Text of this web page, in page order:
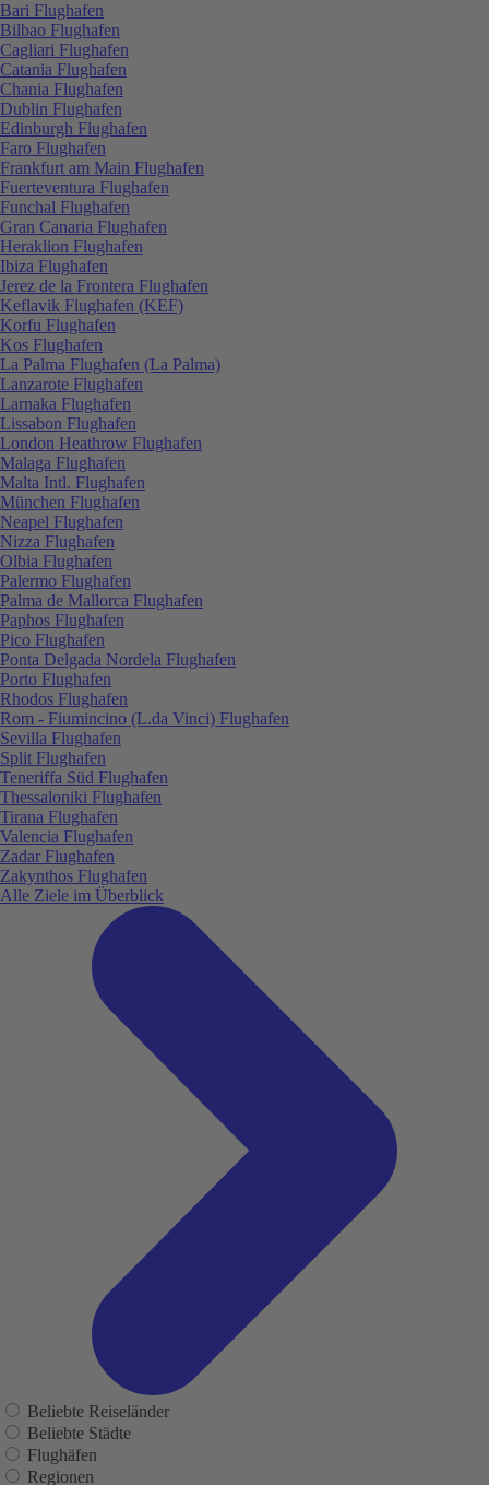
Bari Flughafen
Bilbao Flughafen
Cagliari Flughafen
Catania Flughafen
Chania Flughafen
Dublin Flughafen
Edinburgh Flughafen
Faro Flughafen
Frankfurt am Main Flughafen
Fuerteventura Flughafen
Funchal Flughafen
Gran Canaria Flughafen
Heraklion Flughafen
Ibiza Flughafen
Jerez de la Frontera Flughafen
Keflavik Flughafen (KEF)
Korfu Flughafen
Kos Flughafen
La Palma Flughafen (La Palma)
Lanzarote Flughafen
Larnaka Flughafen
Lissabon Flughafen
London Heathrow Flughafen
Malaga Flughafen
Malta Intl. Flughafen
München Flughafen
Neapel Flughafen
Nizza Flughafen
Olbia Flughafen
Palermo Flughafen
Palma de Mallorca Flughafen
Paphos Flughafen
Pico Flughafen
Ponta Delgada Nordela Flughafen
Porto Flughafen
Rhodos Flughafen
Rom - Fiumincino (L.da Vinci) Flughafen
Sevilla Flughafen
Split Flughafen
Teneriffa Süd Flughafen
Thessaloniki Flughafen
Tirana Flughafen
Valencia Flughafen
Zadar Flughafen
Zakynthos Flughafen
Alle Ziele im Überblick
Beliebte Reiseländer
Beliebte Städte
Flughäfen
Regionen